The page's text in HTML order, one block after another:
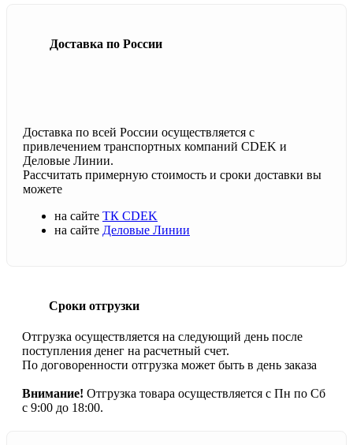
Доставка по России
Доставка по всей России осуществляется с
привлечением транспортных компаний CDEK и
Деловые Линии.
Рассчитать примерную стоимость и сроки доставки вы
можете
на сайте ТК CDEK
на сайте Деловые Линии
Сроки отгрузки
Отгрузка осуществляется на следующий день после
поступления денег на расчетный счет.
По договоренности отгрузка может быть в день заказа
Внимание! Отгрузка товара осуществляется с Пн по Сб
с 9:00 до 18:00.